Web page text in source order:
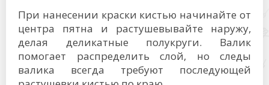
При нанесении краски кистью начинайте от
центра пятна и растушевывайте наружу,
делая деликатные полукруги. Валик
помогает распределить слой, но следы
валика всегда требуют последующей